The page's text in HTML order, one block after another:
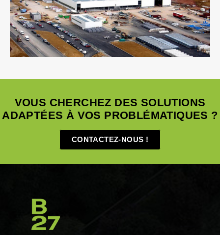
Fluides Industrie Ingenierie TCE Pilotage D'opération /
MOEX Structure VRD
VOUS CHERCHEZ DES SOLUTIONS
ADAPTÉES À VOS PROBLÉMATIQUES ?
CONTACTEZ-NOUS !